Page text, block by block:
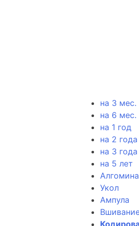
на 3 мес.
на 6 мес.
на 1 год
на 2 года
на 3 года
на 5 лет
Укол
Ампула